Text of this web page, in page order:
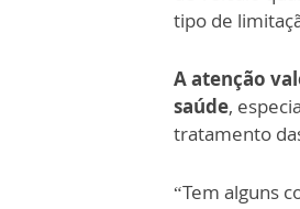
tipo de
A atenção
saúde,
tratamento
“Tem alguns